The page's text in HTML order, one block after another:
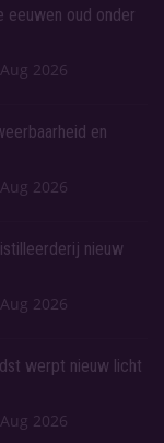
eeuwen oud onder
2026
en
2026
nieuw
2026
werpt nieuw licht
2026